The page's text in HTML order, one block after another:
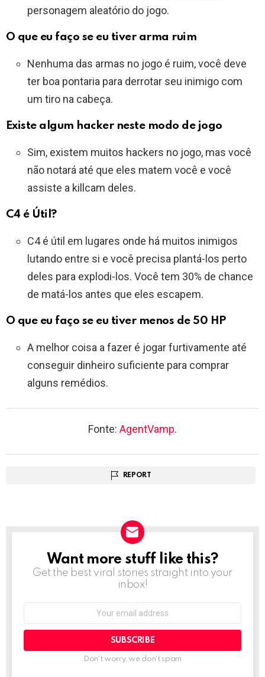
personagem aleatório do jogo.
O que eu faço se eu tiver arma ruim
Nenhuma das armas no jogo é ruim, você deve
ter boa pontaria para derrotar seu inimigo com
um tiro na cabeça.
Existe algum hacker neste modo de jogo
Sim, existem muitos hackers no jogo, mas você
não notará até que eles matem você e você
assiste a killcam deles.
C4 é Útil?
C4 é útil em lugares onde há muitos inimigos
lutando entre si e você precisa plantá-los perto
deles para explodi-los. Você tem 30% de chance
de matá-los antes que eles escapem.
O que eu faço se eu tiver menos de 50 HP
A melhor coisa a fazer é jogar furtivamente até
conseguir dinheiro suficiente para comprar
alguns remédios.
Fonte: AgentVamp.
REPORT
NEWSLETTER
Want more stuff like this?
Get the best viral stories straight into your
inbox!
Don't worry, we don't spam